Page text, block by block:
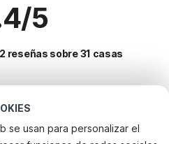
se usan para personalizar el
5
reseñas sobre 31 casas
para vacaciones
para vacaciones